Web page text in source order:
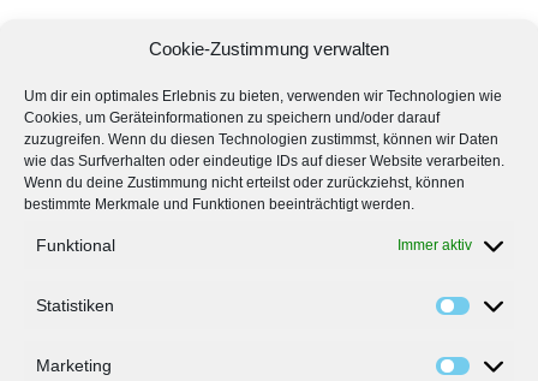
Cookie-Zustimmung verwalten
Um dir ein optimales Erlebnis zu bieten, verwenden wir Technologien wie
Cookies, um Geräteinformationen zu speichern und/oder darauf
zuzugreifen. Wenn du diesen Technologien zustimmst, können wir Daten
wie das Surfverhalten oder eindeutige IDs auf dieser Website verarbeiten.
Wenn du deine Zustimmung nicht erteilst oder zurückziehst, können
bestimmte Merkmale und Funktionen beeinträchtigt werden.
Funktional Immer aktiv
Statistiken
Marketing